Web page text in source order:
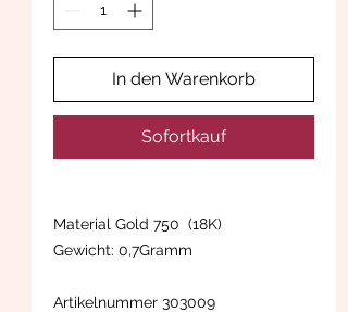
In den Warenkorb
Sofortkauf
Material Gold 750 (18K)
Gewicht: 0,7Gramm
Artikelnummer 303009